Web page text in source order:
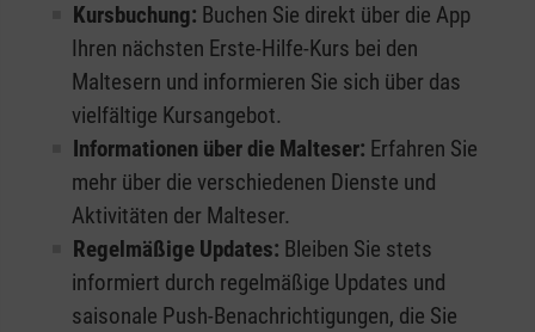
Kursbuchung: Buchen Sie direkt über die App
Ihren nächsten Erste-Hilfe-Kurs bei den
Maltesern und informieren Sie sich über das
vielfältige Kursangebot.
Informationen über die Malteser: Erfahren Sie
mehr über die verschiedenen Dienste und
Aktivitäten der Malteser.
Regelmäßige Updates: Bleiben Sie stets
informiert durch regelmäßige Updates und
saisonale Push-Benachrichtigungen, die Sie